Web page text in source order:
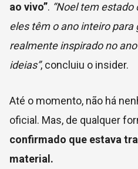
ao vivo”. “Noel tem
eles têm o ano inteiro para
realmente inspirado no
ideias”, concluiu o insider.
Até o momento, não há
oficial. Mas, de qualquer
confirmado que estava
material.